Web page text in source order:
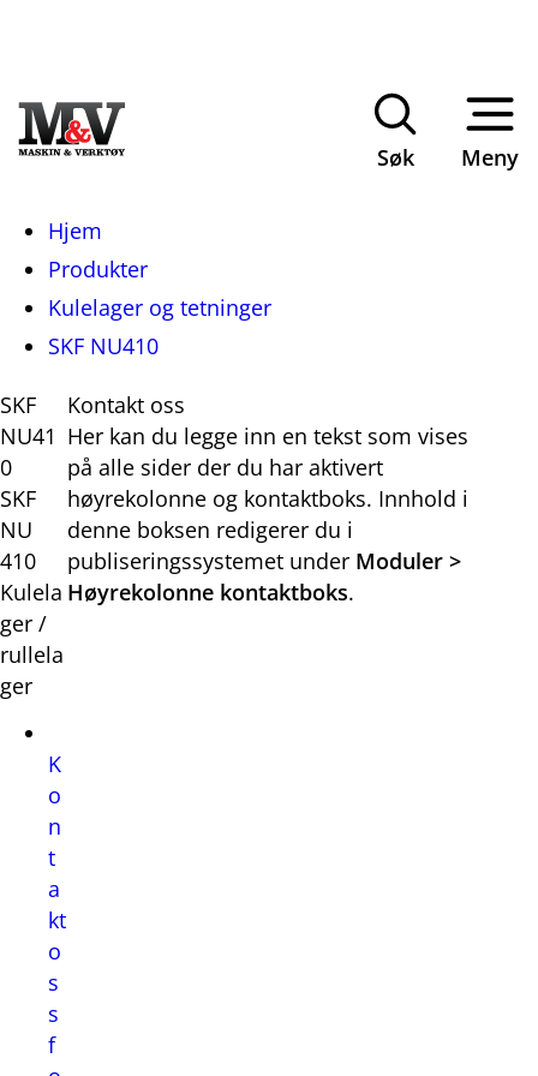
Søk Meny
Du
Hjem
Produkter
Kulelager og tetninger
SKF NU410
SKF
NU41
0
SKF
NU
410
Kulela
ger /
rullela
ger
K
o
n
t
a
kt
o
s
s
f
Kontakt oss
Her kan du legge inn en tekst som vises
på alle sider der du har aktivert
høyrekolonne og kontaktboks. Innhold i
denne boksen redigerer du i
publiseringssystemet under Moduler >
Høyrekolonne kontaktboks.